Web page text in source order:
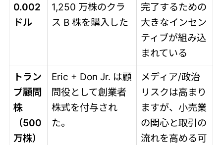
0.002
ドル
1,250 万株のクラ
ス B 株を購入した
完了するための
大きなインセン
ティブが組み込
まれている
トラン
プ顧問
株
（500
万株）
Eric + Don Jr. は顧
問役として創業者
株式を付与され
た。
メディア/政治
リスクは高まり
ますが、小売業
の関心と取引の
流れを高める可